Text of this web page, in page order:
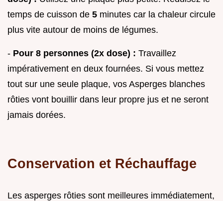
temps de cuisson de 5 minutes car la chaleur circule
plus vite autour de moins de légumes.
- Pour 8 personnes (2x dose) : Travaillez
impérativement en deux fournées. Si vous mettez
tout sur une seule plaque, vos Asperges blanches
rôties vont bouillir dans leur propre jus et ne seront
jamais dorées.
Conservation et Réchauffage
Les asperges rôties sont meilleures immédiatement,